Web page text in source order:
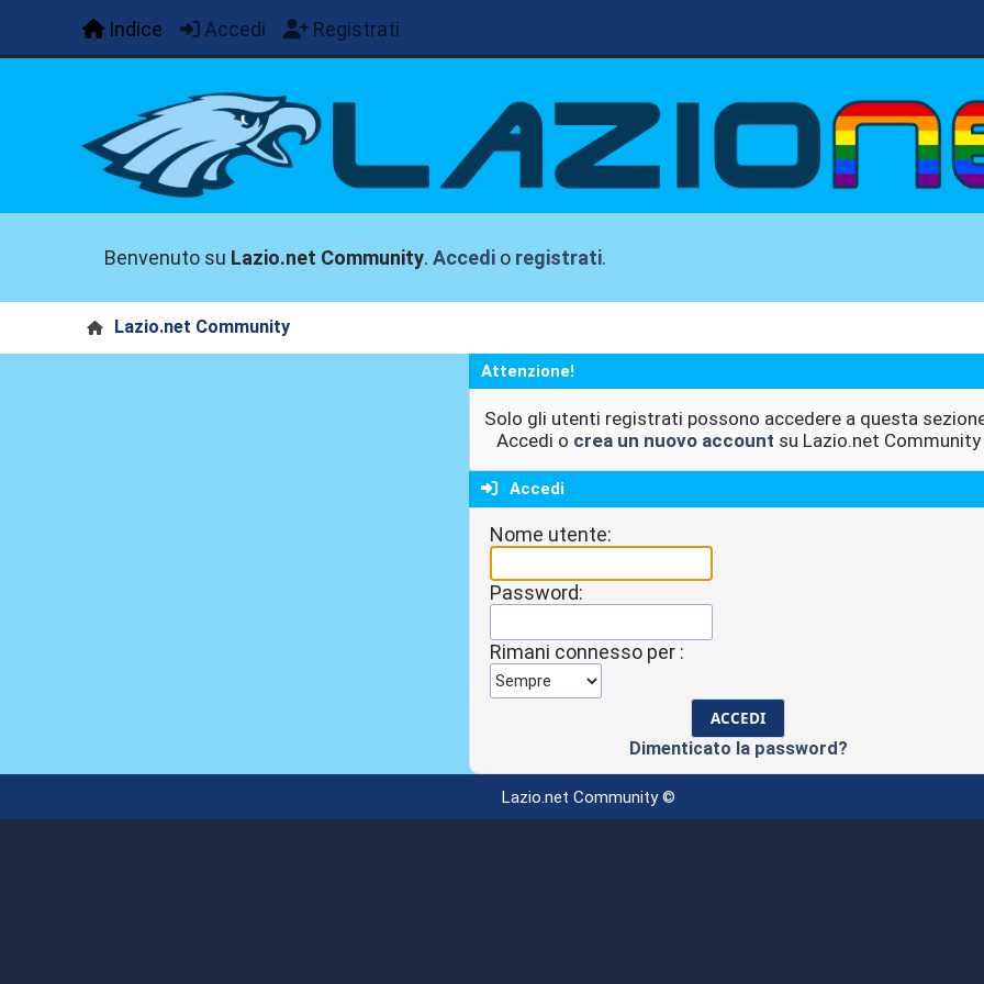
Indice Accedi Registrati
Benvenuto su Lazio.net Community.Accedi o registrati.
Lazio.net Community
Attenzione!
Solo gli utenti registrati possono accedere a questa
Accedi o crea un nuovo account su Lazio.net Community
Accedi
Nome utente:
Password:
Rimani connesso per :
Dimenticato la password?
Lazio.net Community ©